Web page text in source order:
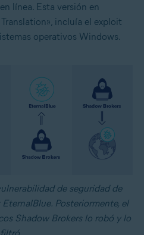
línea. Esta versión en
incluía el exploit
operativos Windows.
de seguridad de
Posteriormente, el
Shadow Brokers lo robó y lo